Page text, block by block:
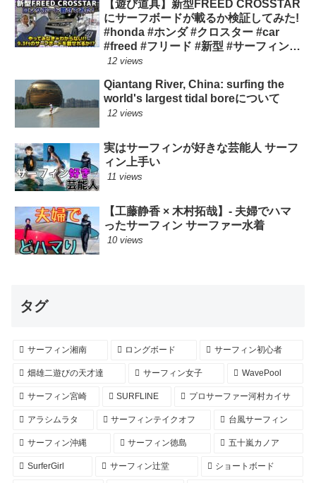
【遊び道具】新型FREED CROSSTAR
にサーフボードが載るか検証してみた!
#honda #ホンダ #クロスター #car
#freed #フリード #新型 #サーフィン
ロングボード
12 views
Qiantang River, China: surfing the
world's largest tidal boreについて
12 views
実はサーフィンが好きな芸能人 サーフ
ィン上手い
11 views
【工藤静香 × 木村拓哉】- 夫婦でハマ
ったサーフィン サーファー水着
10 views
タグ
サーフィン湘南 ロングボード サーフィン初心者
畑雄二遊びの天才達 サーフィン女子 WavePool
サーフィン宮崎 SURFLINE プロサーファー河村カイサ
アラシムラタ サーフィンテイクオフ 台風サーフィン
サーフィン沖縄 サーフィン徳島 五十嵐カノア
SurferGirl サーフィン辻堂 ショートボード